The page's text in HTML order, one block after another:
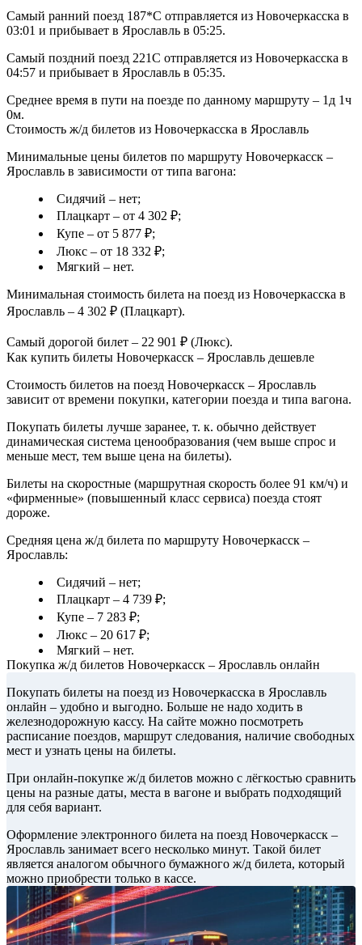
Самый ранний поезд 187*С отправляется из Новочеркасска в
03:01 и прибывает в Ярославль в 05:25.
Самый поздний поезд 221С отправляется из Новочеркасска в
04:57 и прибывает в Ярославль в 05:35.
Среднее время в пути на поезде по данному маршруту – 1д 1ч
0м.
Стоимость ж/д билетов из Новочеркасска в Ярославль
Минимальные цены билетов по маршруту Новочеркасск –
Ярославль в зависимости от типа вагона:
Сидячий – нет;
Плацкарт – от 4 302 ₽;
Купе – от 5 877 ₽;
Люкс – от 18 332 ₽;
Мягкий – нет.
Минимальная стоимость билета на поезд из Новочеркасска в
Ярославль – 4 302 ₽ (Плацкарт).
Самый дорогой билет – 22 901 ₽ (Люкс).
Как купить билеты Новочеркасск – Ярославль дешевле
Стоимость билетов на поезд Новочеркасск – Ярославль
зависит от времени покупки, категории поезда и типа вагона.
Покупать билеты лучше заранее, т. к. обычно действует
динамическая система ценообразования (чем выше спрос и
меньше мест, тем выше цена на билеты).
Билеты на скоростные (маршрутная скорость более 91 км/ч) и
«фирменные» (повышенный класс сервиса) поезда стоят
дороже.
Средняя цена ж/д билета по маршруту Новочеркасск –
Ярославль:
Сидячий – нет;
Плацкарт – 4 739 ₽;
Купе – 7 283 ₽;
Люкс – 20 617 ₽;
Мягкий – нет.
Покупка ж/д билетов Новочеркасск – Ярославль онлайн
Покупать билеты на поезд из Новочеркасска в Ярославль
онлайн – удобно и выгодно. Больше не надо ходить в
железнодорожную кассу. На сайте можно посмотреть
расписание поездов, маршрут следования, наличие свободных
мест и узнать цены на билеты.
При онлайн-покупке ж/д билетов можно с лёгкостью сравнить
цены на разные даты, места в вагоне и выбрать подходящий
для себя вариант.
Оформление электронного билета на поезд Новочеркасск –
Ярославль занимает всего несколько минут. Такой билет
является аналогом обычного бумажного ж/д билета, который
можно приобрести только в кассе.